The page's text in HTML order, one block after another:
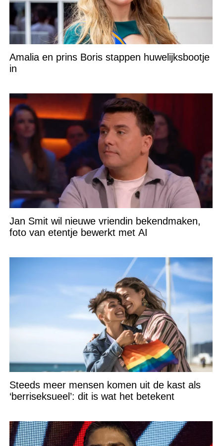
Amalia en prins Boris stappen huwelijksbootje
in
Jan Smit wil nieuwe vriendin bekendmaken,
foto van etentje bewerkt met AI
Steeds meer mensen komen uit de kast als
‘berriseksueel’: dit is wat het betekent